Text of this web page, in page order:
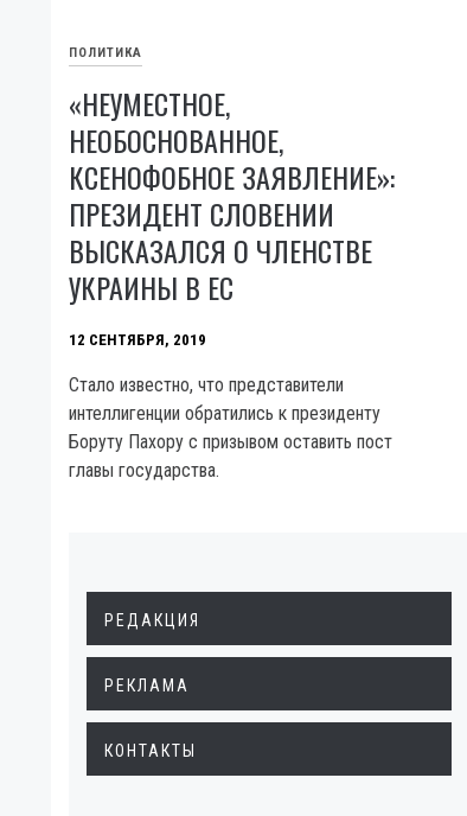
ПОЛИТИКА
«НЕУМЕСТНОЕ,
НЕОБОСНОВАННОЕ,
КСЕНОФОБНОЕ ЗАЯВЛЕНИЕ»:
ПРЕЗИДЕНТ СЛОВЕНИИ
ВЫСКАЗАЛСЯ О ЧЛЕНСТВЕ
УКРАИНЫ В ЕС
12 СЕНТЯБРЯ, 2019
Стало известно, что представители
интеллигенции обратились к президенту
Боруту Пахору с призывом оставить пост
главы государства.
РЕДАКЦИЯ
РЕКЛАМА
КОНТАКТЫ